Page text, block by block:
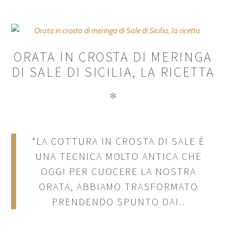
ORATA IN CROSTA DI MERINGA
DI SALE DI SICILIA, LA RICETTA
✻
“LA COTTURA IN CROSTA DI SALE È
UNA TECNICA MOLTO ANTICA CHE
OGGI PER CUOCERE LA NOSTRA
ORATA, ABBIAMO TRASFORMATO
PRENDENDO SPUNTO DAI..